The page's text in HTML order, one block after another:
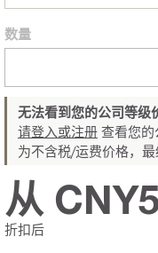
数量
无法看到您的公司等级
请登入或注册 查看您
为不含税/运费价格，最
折扣后
从